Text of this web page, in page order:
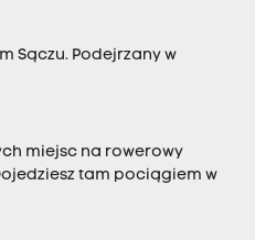
Sączu. Podejrzany w
miejsc na rowerowy
tam pociągiem w